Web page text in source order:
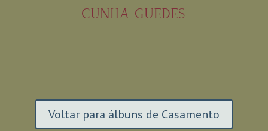
CUNHA GUEDES
Voltar para álbuns de Casamento